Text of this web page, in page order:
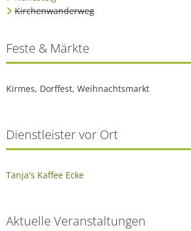
Kirchenwanderweg
Feste & Märkte
Kirmes, Dorffest, Weihnachtsmarkt
Dienstleister vor Ort
Tanja's Kaffee Ecke
Aktuelle Veranstaltungen